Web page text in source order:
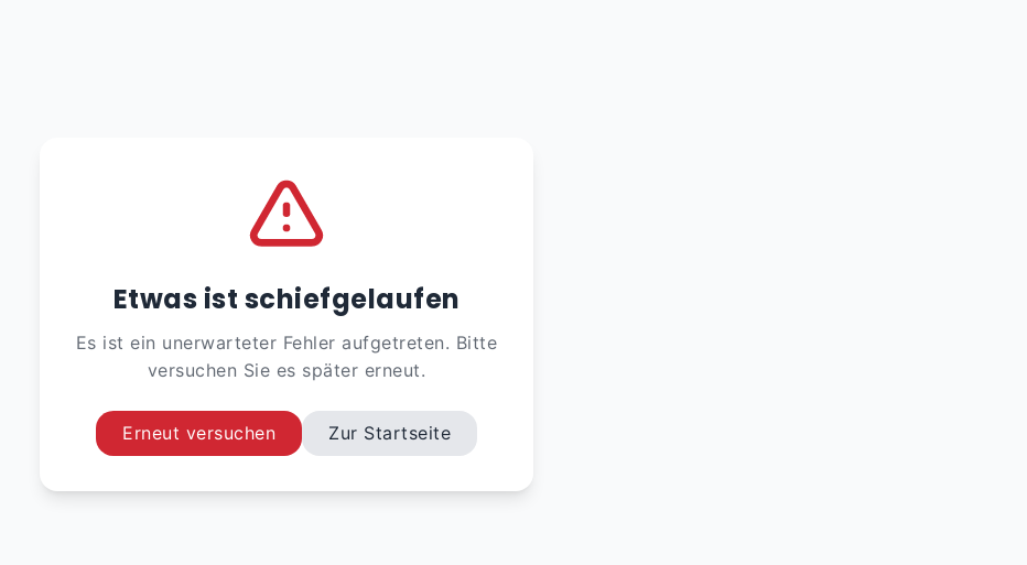
Etwas ist schiefgelaufen
Es ist ein unerwarteter Fehler aufgetreten. Bitte
versuchen Sie es später erneut.
Erneut versuchen Zur Startseite